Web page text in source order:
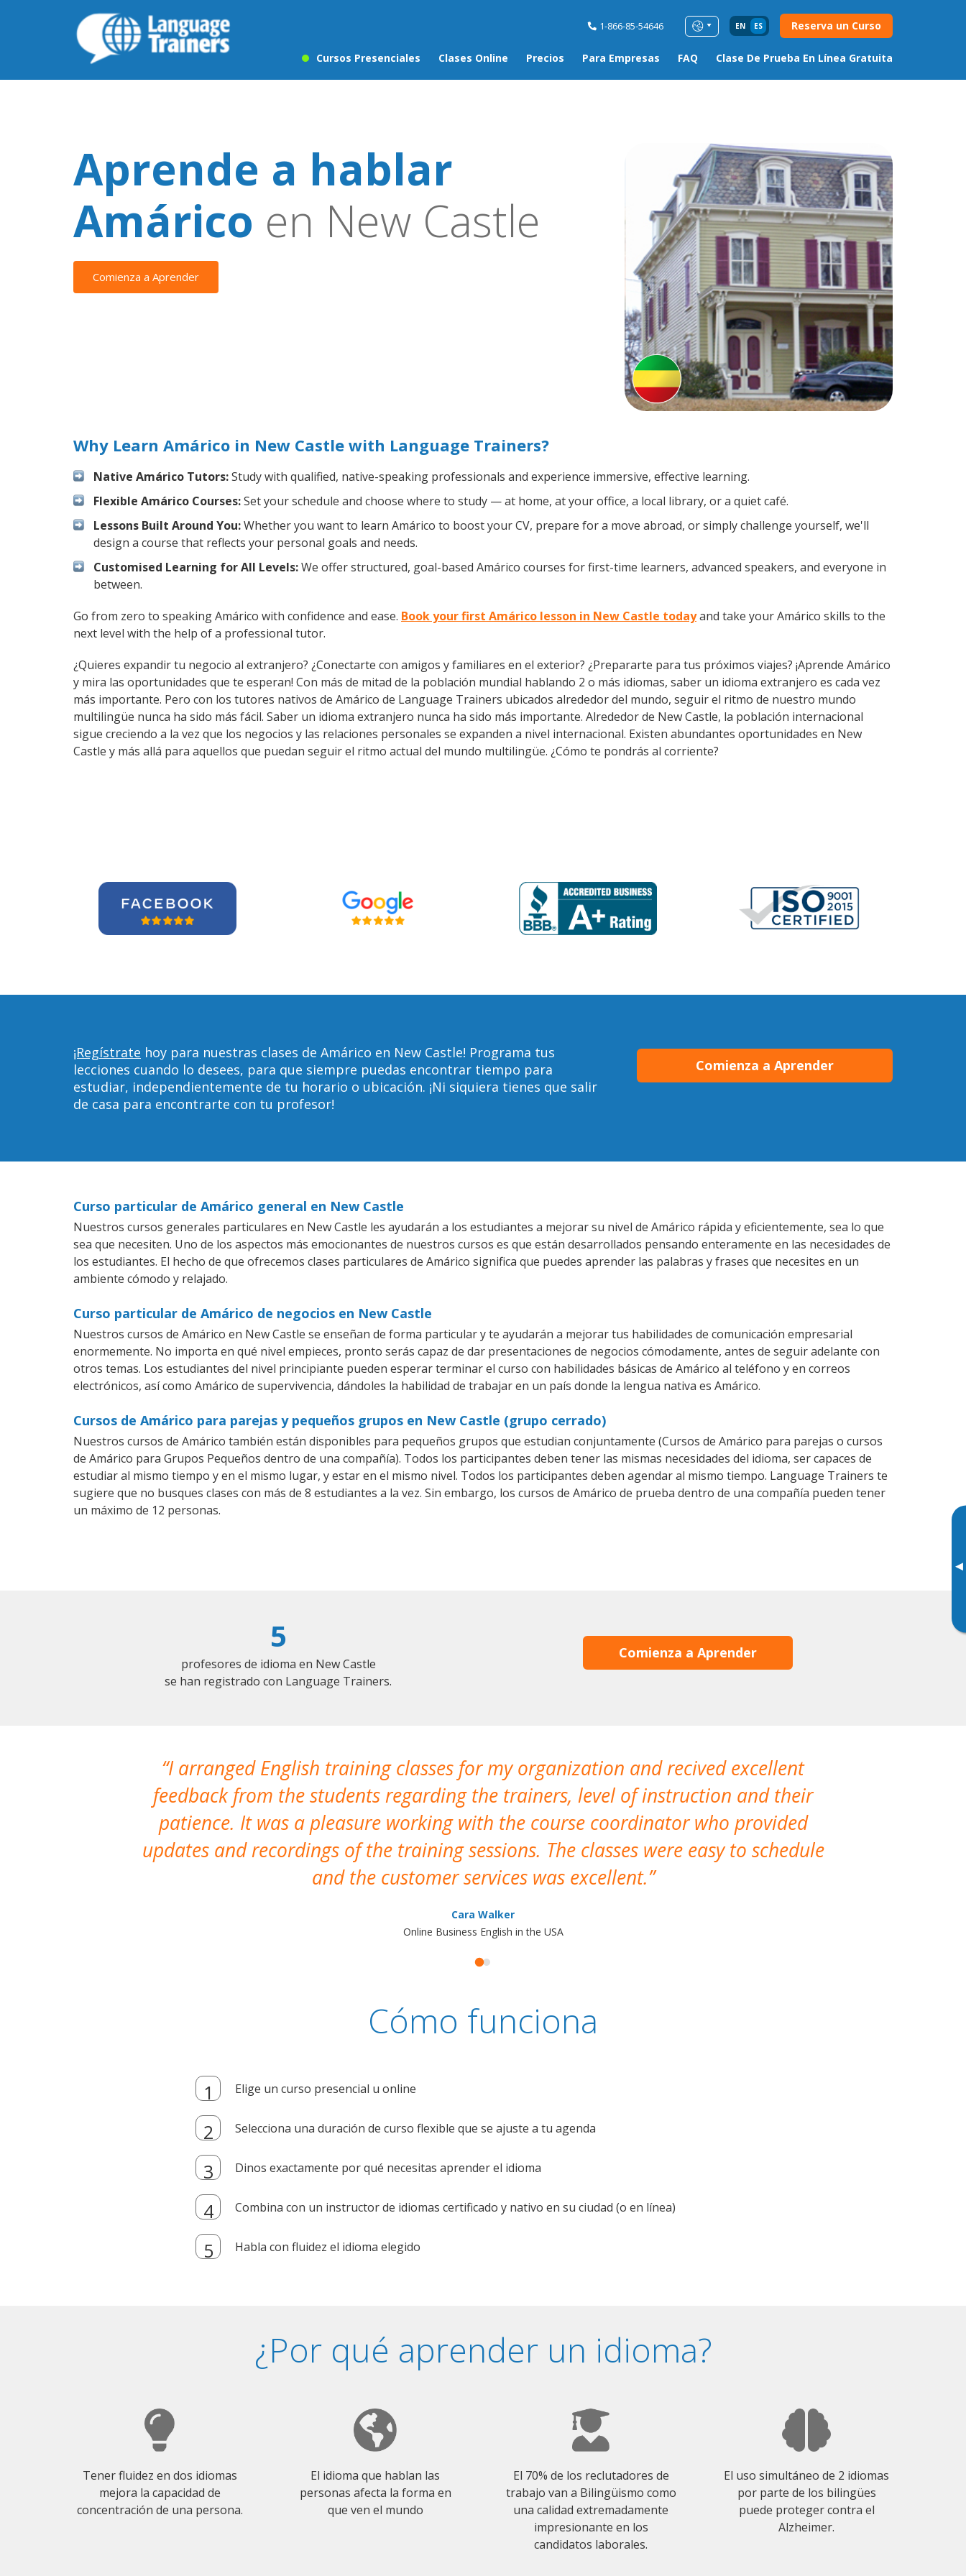
1-866-85-54646 EN ES Reserva un Curso
Cursos Presenciales Clases Online Precios Para Empresas FAQ Clase De Prueba En Línea Gratuita
▸
Aprende a hablar
Amárico en New Castle
Comienza a Aprender
Why Learn Amárico in New Castle with Language Trainers?
Native Amárico Tutors:Study with qualified, native-speaking professionals and experience immersive, effective learning.
Flexible Amárico Courses:Set your schedule and choose where to study — at home, at your office, a local library, or a quiet café.
Lessons Built Around You:Whether you want to learn Amárico to boost your CV, prepare for a move abroad, or simply challenge yourself, we'll
design a course that reflects your personal goals and needs.
Customised Learning for All Levels:We offer structured, goal-based Amárico courses for first-time learners, advanced speakers, and everyone in
between.
Go from zero to speaking Amárico with confidence and ease. Book your first Amárico lesson in New Castle todayand take your Amárico skills to the
next level with the help of a professional tutor.
¿Quieres expandir tu negocio al extranjero? ¿Conectarte con amigos y familiares en el exterior? ¿Prepararte para tus próximos viajes? ¡Aprende Amárico
y mira las oportunidades que te esperan! Con más de mitad de la población mundial hablando 2 o más idiomas, saber un idioma extranjero es cada vez
más importante. Pero con los tutores nativos de Amárico de Language Trainers ubicados alrededor del mundo, seguir el ritmo de nuestro mundo
multilingüe nunca ha sido más fácil. Saber un idioma extranjero nunca ha sido más importante. Alrededor de New Castle, la población internacional
sigue creciendo a la vez que los negocios y las relaciones personales se expanden a nivel internacional. Existen abundantes oportunidades en New
Castle y más allá para aquellos que puedan seguir el ritmo actual del mundo multilingüe. ¿Cómo te pondrás al corriente?
¡Regístrate hoy para nuestras clases de Amárico en New Castle! Programa tus
lecciones cuando lo desees, para que siempre puedas encontrar tiempo para
estudiar, independientemente de tu horario o ubicación. ¡Ni siquiera tienes que salir
de casa para encontrarte con tu profesor!
Comienza a Aprender
Curso particular de Amárico general en New Castle
Nuestros cursos generales particulares en New Castle les ayudarán a los estudiantes a mejorar su nivel de Amárico rápida y eficientemente, sea lo que
sea que necesiten. Uno de los aspectos más emocionantes de nuestros cursos es que están desarrollados pensando enteramente en las necesidades de
los estudiantes. El hecho de que ofrecemos clases particulares de Amárico significa que puedes aprender las palabras y frases que necesites en un
ambiente cómodo y relajado.
Curso particular de Amárico de negocios en New Castle
Nuestros cursos de Amárico en New Castle se enseñan de forma particular y te ayudarán a mejorar tus habilidades de comunicación empresarial
enormemente. No importa en qué nivel empieces, pronto serás capaz de dar presentaciones de negocios cómodamente, antes de seguir adelante con
otros temas. Los estudiantes del nivel principiante pueden esperar terminar el curso con habilidades básicas de Amárico al teléfono y en correos
electrónicos, así como Amárico de supervivencia, dándoles la habilidad de trabajar en un país donde la lengua nativa es Amárico.
Cursos de Amárico para parejas y pequeños grupos en New Castle (grupo cerrado)
Nuestros cursos de Amárico también están disponibles para pequeños grupos que estudian conjuntamente (Cursos de Amárico para parejas o cursos
de Amárico para Grupos Pequeños dentro de una compañía). Todos los participantes deben tener las mismas necesidades del idioma, ser capaces de
estudiar al mismo tiempo y en el mismo lugar, y estar en el mismo nivel. Todos los participantes deben agendar al mismo tiempo. Language Trainers te
sugiere que no busques clases con más de 8 estudiantes a la vez. Sin embargo, los cursos de Amárico de prueba dentro de una compañía pueden tener
un máximo de 12 personas.
5
profesores de idioma en New Castle
se han registrado con Language Trainers.
Comienza a Aprender
I arranged English training classes for my organization and recived excellent
feedback from the students regarding the trainers, level of instruction and their
patience. It was a pleasure working with the course coordinator who provided
updates and recordings of the training sessions. The classes were easy to schedule
and the customer services was excellent.
Cara Walker
Online Business English in the USA
Cómo funciona
Elige un curso presencial u online
Selecciona una duración de curso flexible que se ajuste a tu agenda
Dinos exactamente por qué necesitas aprender el idioma
Combina con un instructor de idiomas certificado y nativo en su ciudad (o en línea)
Habla con fluidez el idioma elegido
¿Por qué aprender un idioma?
Tener fluidez en dos idiomas
mejora la capacidad de
concentración de una persona.
El idioma que hablan las
personas afecta la forma en
que ven el mundo
El 70% de los reclutadores de
trabajo van a Bilingüismo como
una calidad extremadamente
impresionante en los
candidatos laborales.
El uso simultáneo de 2 idiomas
por parte de los bilingües
puede proteger contra el
Alzheimer.